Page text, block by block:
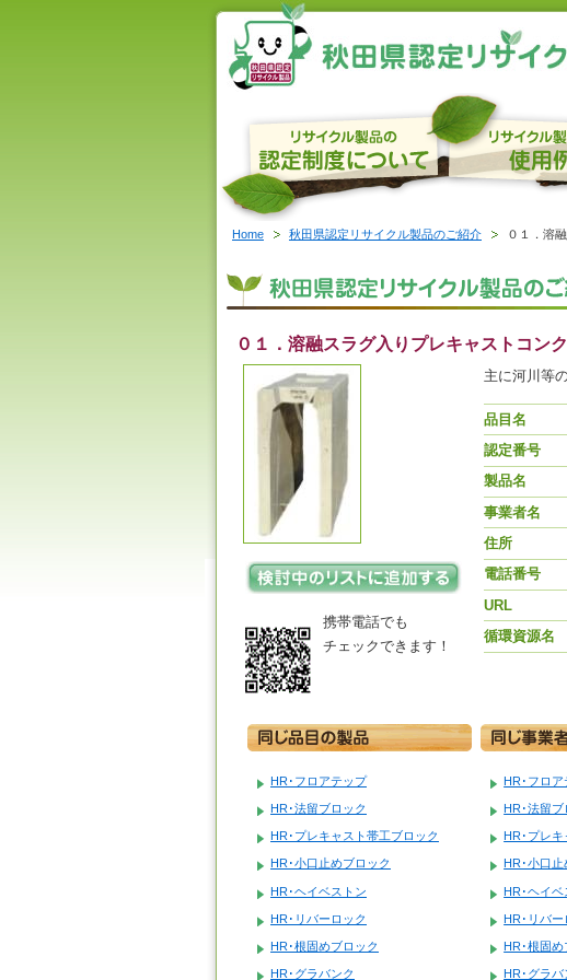
Home 秋田県認定リサイクル製品のご紹介 ０１．溶
０１．溶融スラグ入りプレキャストコン
携帯電話でも
チェックできます！
主に河川等
品目名
認定番号
製品名
事業者名
住所
電話番号
URL
循環資源名
HR･フロアテップ
HR･法留ブロック
HR･プレキャスト帯工ブロック
HR･小口止めブロック
HR･ヘイベストン
HR･リバーロック
HR･根固めブロック
HR･グラバンク
HR･フロア
HR･法留ブ
HR･プレキ
HR･小口止
HR･ヘイベ
HR･リバー
HR･根固め
HR･グラバ